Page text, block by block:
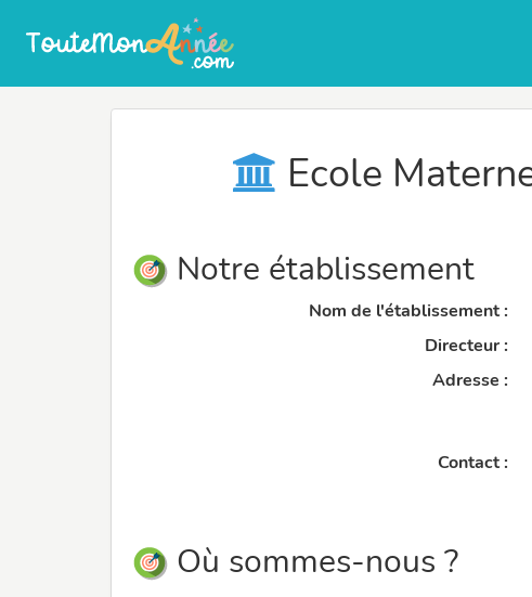
Ecole
Notre établissement
Nom de l'établissement :
Directeur :
Adresse :
Contact :
Où sommes-nous ?